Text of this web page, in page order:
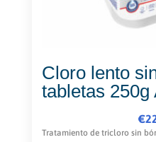
Cloro lento
tabletas 250g
€
Tratamiento de tricloro sin